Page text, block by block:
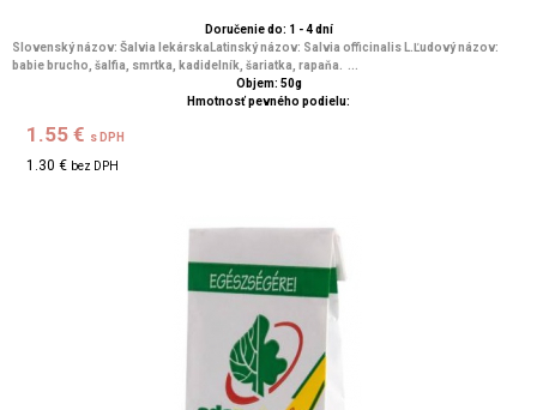
Doručenie do: 1 - 4 dní
Slovenský názov: Šalvia lekárskaLatinský názov: Salvia officinalis L.Ľudový názov:
babie brucho, šalfia, smrtka, kadidelník, šariatka, rapaňa. ...
Objem: 50g
Hmotnosť pevného podielu:
1.55 € s DPH
1.30 € bez DPH